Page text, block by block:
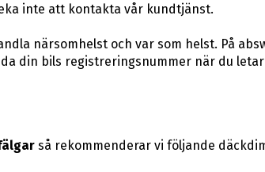
inte att kontakta vår kundtjänst.
närsomhelst och var som helst. På
din bils registreringsnummer när du
så rekommenderar vi följande